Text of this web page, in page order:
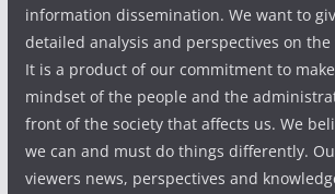
information dissemination. We want to
detailed analysis and perspectives on
It is a product of our commitment to
mindset of the people and the
front of the society that affects us. We
we can and must do things differently.
viewers news, perspectives and